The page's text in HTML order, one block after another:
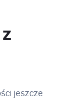
jeszcze